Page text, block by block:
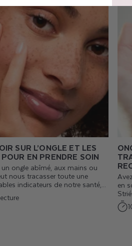
SUR L’ONGLE ET LES
EN PRENDRE SOIN
un ongle abîmé, aux mains ou
nous tracasser toute une
indicateurs de notre santé,...
en